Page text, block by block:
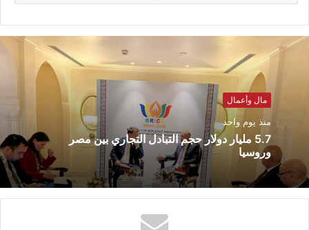
مال وأعمال
منذ يوم واحد
5.7 مليار دولار حجم التبادل التجاري بين مصر
وروسيا